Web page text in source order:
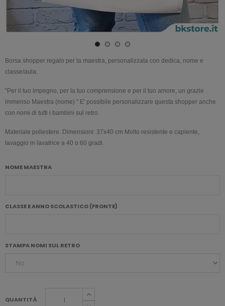
Borsa shopper regalo per la maestra personalizzata con dedica, nome e
classe/aula.
"Per il tuo impegno, per la tuo comprensione e per il tuo amore, un grazie
immenso Maestra (nome) " E' possibile personalizzare questa shopper anche
con nomi di tutti i bambini sul retro.
Materiale poliestere. Dimensioni: 37x40 cm Molto resistente e capiente,
lavaggio in lavatrice a 40 o 60 gradi.
NOME MAESTRA
CLASSE E ANNO SCOLASTICO (FRONTE)
STAMPA NOMI SUL RETRO
QUANTITÀ